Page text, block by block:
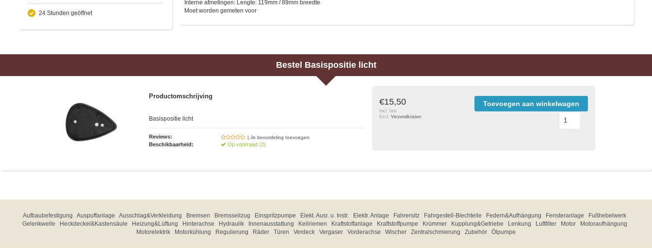
24 Stunden geöffnet
Interne afmetingen: Lengte: 119mm / 89mm breedte
Moet worden gemeten voor
Bestel Basispositie licht
Productomschrijving
Basispositie licht
Reviews: | Je beoordeling toevoegen
Beschikbaarheid: Op voorraad (2)
€15,50
Incl. btw
Excl. Verzendkosten
Toevoegen aan winkelwagen
Aufbaubefestigung Auspuffanlage Ausschlag&Verkleidung Bremsen Bremsseilzug Einspritzpumpe Elekt. Ausr. u. Instr. Elektr. Anlage Fahrersitz Fahrgestell-Blechteile Federn&Aufhängung Fensteranlage
Fußhebelwerk
Gelenkwelle
Heckdeckel&Kastensäule Heizung&Lüftung Hinterachse Hydraulik Innenausstattung Keilriemen Kraftstoffanlage Kraftstoffpumpe Krümmer Kupplung&Getriebe Lenkung Luftfilter Motor
Motoraufhängung
Motorelektrik
Motorkühlung Regulierung Räder Türen Verdeck Vergaser Vorderachse Wischer Zentralschmierung Zubehör Ölpumpe